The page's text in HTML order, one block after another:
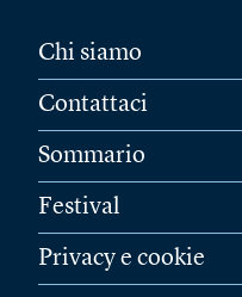
Chi siamo
Contattaci
Sommario
Festival
Privacy e cookie